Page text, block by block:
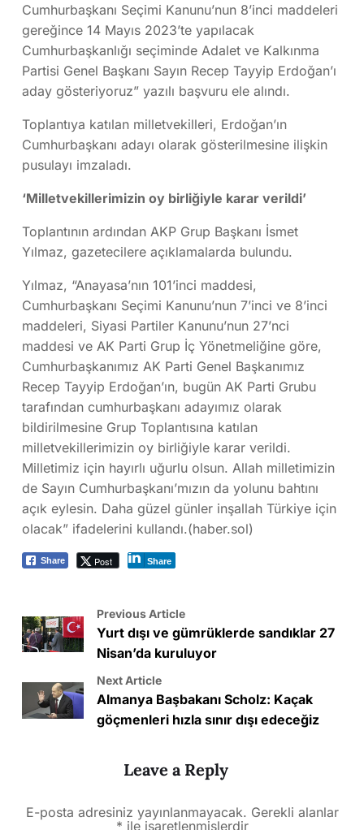
Cumhurbaşkanı Seçimi Kanunu’nun 8’inci maddeleri
gereğince 14 Mayıs 2023’te yapılacak
Cumhurbaşkanlığı seçiminde Adalet ve Kalkınma
Partisi Genel Başkanı Sayın Recep Tayyip Erdoğan’ı
aday gösteriyoruz” yazılı başvuru ele alındı.
Toplantıya katılan milletvekilleri, Erdoğan’ın
Cumhurbaşkanı adayı olarak gösterilmesine ilişkin
pusulayı imzaladı.
‘Milletvekillerimizin oy birliğiyle karar verildi’
Toplantının ardından AKP Grup Başkanı İsmet
Yılmaz, gazetecilere açıklamalarda bulundu.
Yılmaz, “Anayasa’nın 101’inci maddesi,
Cumhurbaşkanı Seçimi Kanunu’nun 7’inci ve 8’inci
maddeleri, Siyasi Partiler Kanunu’nun 27’nci
maddesi ve AK Parti Grup İç Yönetmeliğine göre,
Cumhurbaşkanımız AK Parti Genel Başkanımız
Recep Tayyip Erdoğan’ın, bugün AK Parti Grubu
tarafından cumhurbaşkanı adayımız olarak
bildirilmesine Grup Toplantısına katılan
milletvekillerimizin oy birliğiyle karar verildi.
Milletimiz için hayırlı uğurlu olsun. Allah milletimizin
de Sayın Cumhurbaşkanı’mızın da yolunu bahtını
açık eylesin. Daha güzel günler inşallah Türkiye için
olacak” ifadelerini kullandı.(haber.sol)
Share Post Share
Previous Article
Yurt dışı ve gümrüklerde sandıklar 27
Nisan’da kuruluyor
Next Article
Almanya Başbakanı Scholz: Kaçak
göçmenleri hızla sınır dışı edeceğiz
Leave a Reply
E-posta adresiniz yayınlanmayacak. Gerekli alanlar
* ile işaretlenmişlerdir